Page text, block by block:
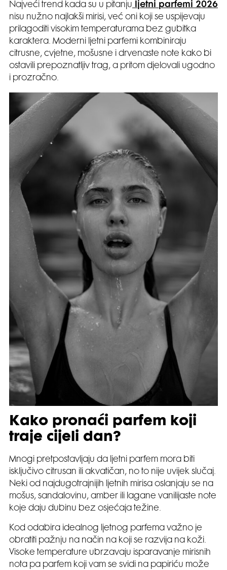
Najveći trend kada su u pitanju ljetni parfemi 2026
nisu nužno najlakši mirisi, već oni koji se uspijevaju
prilagoditi visokim temperaturama bez gubitka
karaktera. Moderni ljetni parfemi kombiniraju
citrusne, cvjetne, mošusne i drvenaste note kako bi
ostavili prepoznatljiv trag, a pritom djelovali ugodno
i prozračno.
Kako pronaći parfem koji
traje cijeli dan?
Mnogi pretpostavljaju da ljetni parfem mora biti
isključivo citrusan ili akvatičan, no to nije uvijek slučaj.
Neki od najdugotrajnijih ljetnih mirisa oslanjaju se na
mošus, sandalovinu, amber ili lagane vanilijaste note
koje daju dubinu bez osjećaja težine.
Kod odabira idealnog ljetnog parfema važno je
obratiti pažnju na način na koji se razvija na koži.
Visoke temperature ubrzavaju isparavanje mirisnih
nota pa parfem koji vam se svidi na papiriću može